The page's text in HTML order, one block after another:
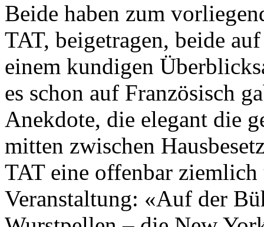
Beide haben zum
TAT, beigetragen, beide
einem kundigen
es schon auf Französisch
Anekdote, die elegant die
mitten zwischen
TAT eine offenbar ziemlich
Veranstaltung: «Auf der